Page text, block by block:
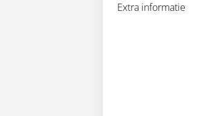
Extra informatie